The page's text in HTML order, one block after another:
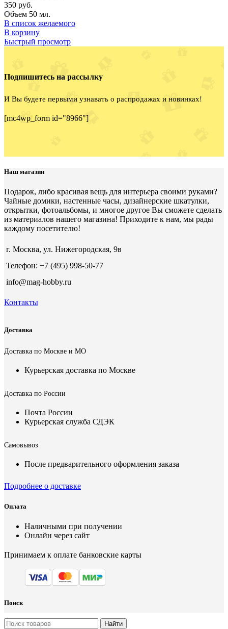
350 руб.
Объем 50 мл.
В список желаемого
В корзину
Быстрый просмотр
Подпишитесь на рассылку
И Вы будете первыми узнавать о распродажах и новинках!
[mc4wp_form id="8966"]
Наш магазин
Подарок, либо красивая вещь для интерьера своими руками?
Чайные домики, настенные часы, дизайнерские шкатулки,
открытки, фотоальбомы, и многое другое Вы сможете сделать
из материалов нашего магазина! Приходите к нам, мы рады
каждому посетителю!
г. Москва, ул. Нижегородская, 9в
Телефон: +7 (495) 998-50-77
info@mag-hobby.ru
Контакты
Доставка
Доставка по Москве и МО
Курьерская доставка по Москве
Доставка по России
Почта России
Курьерская служба СДЭК
Самовывоз
После предварительного оформления заказа
Подробнее о доставке
Оплата
Наличными при получении
Онлайн через сайт
Принимаем к оплате банковские карты
Поиск
Найти